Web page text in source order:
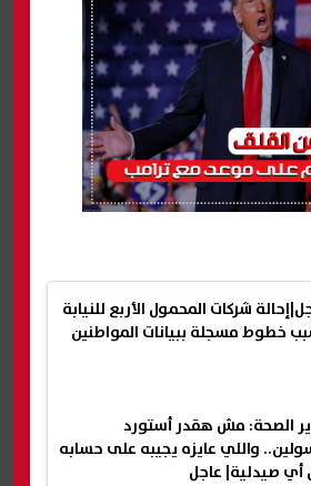
شركات المحمول الأربع للنيابة
خطوط مسجلة ببيانات المواطنين
الصحة: مش هقدر أستورد
واللي عايزه يجيبه على حسابه
أي صيدلية| عاجل